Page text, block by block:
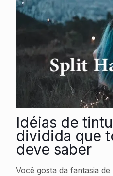
Idéias de
dividida que
deve saber
Você gosta da fantasia